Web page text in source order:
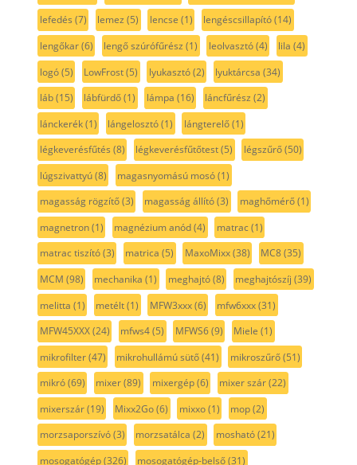
lefedés (7) lemez (5) lencse (1) lengéscsillapító(14)
lengőkar(6) lengő szúrófűrész (1) leolvasztó(4) lila (4)
logó(5) LowFrost(5) lyukasztó(2) lyuktárcsa (34)
láb(15) lábfürdő(1) lámpa (16) láncfűrész (2)
lánckerék(1) lángelosztó(1) lángterelő(1)
légkeverésfűtés (8) légkeverésfűtőtest(5) légszűrő(50)
lúgszivattyú(8) magasnyomású mosó(1)
magasság rögzítő(3) magasság állító(3) maghőmérő(1)
magnetron(1) magnézium anód(4) matrac(1)
matrac tiszító(3) matrica (5) MaxoMixx(38) MC8(35)
MCM (98) mechanika (1) meghajtó(8) meghajtószíj (39)
melitta (1) metélt(1) MFW3xxx(6) mfw6xxx(31)
MFW45XXX(24) mfws4(5) MFWS6(9) Miele (1)
mikrofilter(47) mikrohullámú sütő(41) mikroszűrő(51)
mikró(69) mixer(89) mixergép(6) mixer szár(22)
mixerszár(19) Mixx2Go(6) mixxo(1) mop(2)
morzsaporszívó(3) morzsatálca (2) mosható(21)
mosogatógép(326) mosogatógép-belső(31)